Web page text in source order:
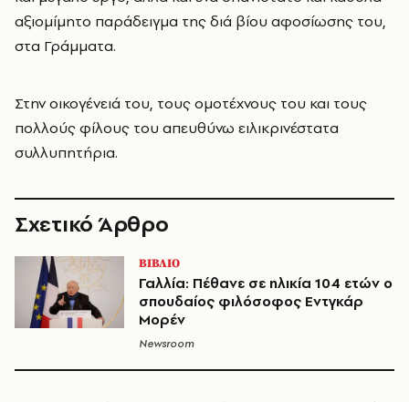
αξιομίμητο παράδειγμα της διά βίου αφοσίωσης του,
στα Γράμματα.
Στην οικογένειά του, τους ομοτέχνους του και τους
πολλούς φίλους του απευθύνω ειλικρινέστατα
συλλυπητήρια.
Σχετικό Άρθρο
ΒΙΒΛΙΟ
Γαλλία: Πέθανε σε ηλικία 104 ετών ο
σπουδαίος φιλόσοφος Εντγκάρ
Μορέν
Newsroom